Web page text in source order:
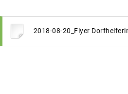
2018-08-20_Flyer